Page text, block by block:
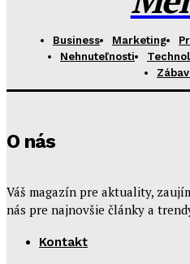
Business Marketing
Nehnuteľnosti
O nás
Váš magazín pre aktuality,
nás pre najnovšie články a
Kontakt